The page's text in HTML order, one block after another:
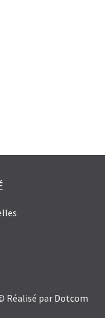
Réalisé par Dotcom